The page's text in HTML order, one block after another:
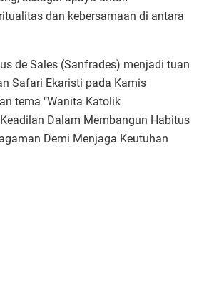
dan kebersamaan di antara
de Sales (Sanfrades) menjadi tuan
Safari Ekaristi pada Kamis
tema "Wanita Katolik
Dalam Membangun Habitus
Demi Menjaga Keutuhan